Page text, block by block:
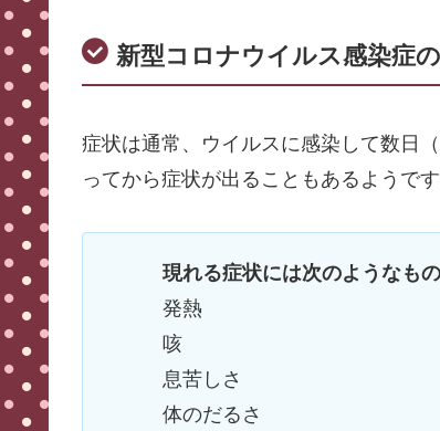
新型コロナウイルス感染症
症状は通常、ウイルスに感染して数日
ってから症状が出ることもあるようで
現れる症状には次のようなもの
発熱
咳
息苦しさ
体のだるさ